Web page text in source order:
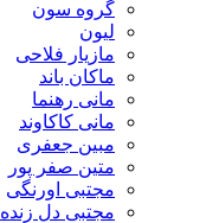
گروه سون
لیون
مازیار فلاحی
ماکان باند
مانی رهنما
مانی کاکاوند
مبین جعفری
متین صفر پور
مجتبی اورنگی
مجتبی دل زنده